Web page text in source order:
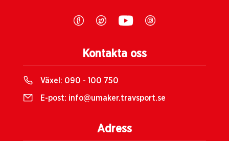
Kontakta oss
Växel: 090 - 100 750
E-post: info@umaker.travsport.se
Adress